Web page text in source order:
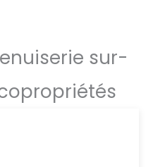
sur-